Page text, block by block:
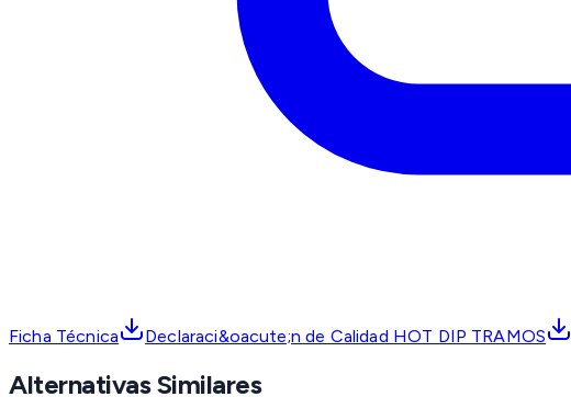
Ficha Técnica Declaraci&oacute;n de Calidad HOT DIP TRAMOS
Alternativas Similares